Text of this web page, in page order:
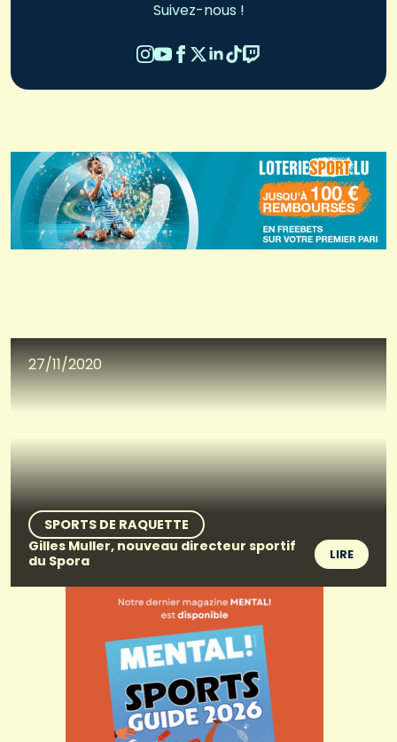
Suivez-nous !
27/11/2020
SPORTS DE RAQUETTE
Gilles Muller, nouveau directeur sportif
du Spora
LIRE